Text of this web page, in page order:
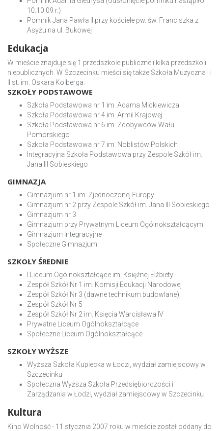
10.10.09 r.)
Pomnik Jana Pawła II przy kościele pw. św. Franciszka z
Asyżu na ul. Bukowej
Edukacja
W mieście znajduje się 1 przedszkole publiczne i kilka przedszkoli
niepublicznych. W Szczecinku mieści się także Szkoła Muzyczna I i
II st. im. Oskara Kolberga.
SZKOŁY PODSTAWOWE
Szkoła Podstawowa nr 1 im. Adama Mickiewicza
Szkoła Podstawowa nr 4 im. Armii Krajowej
Szkoła Podstawowa nr 6 im. Zdobywców Wału
Pomorskiego
Szkoła Podstawowa nr 7 im. Noblistów Polskich
Integracyjna Szkoła Podstawowa przy Zespole Szkół im.
Jana III Sobieskiego
GIMNAZJA
Gimnazjum nr 1 im. Zjednoczonej Europy
Gimnazjum nr 2 przy Zespole Szkół im. Jana III Sobieskiego
Gimnazjum nr 3
Gimnazjum przy Prywatnym Liceum Ogólnokształcącym
Gimnazjum Integracyjne
Społeczne Gimnazjum
SZKOŁY ŚREDNIE
I Liceum Ogólnokształcące im. Księżnej Elżbiety
Zespół Szkół Nr 1 im. Komisji Edukacji Narodowej
Zespół Szkół Nr 3 (dawne technikum budowlane)
Zespół Szkół Nr 5
Zespół Szkół Nr 2 im. Księcia Warcisława IV
Prywatne Liceum Ogólnokształcące
Społeczne Liceum Ogólnokształcące
SZKOŁY WYŻSZE
Wyższa Szkoła Kupiecka w Łodzi, wydział zamiejscowy w
Szczecinku
Społeczna Wyższa Szkoła Przedsiębiorczości i
Zarządzania w Łodzi, wydział zamiejscowy w Szczecinku
Kultura
Kino Wolność - 11 stycznia 2007 roku w mieście został oddany do